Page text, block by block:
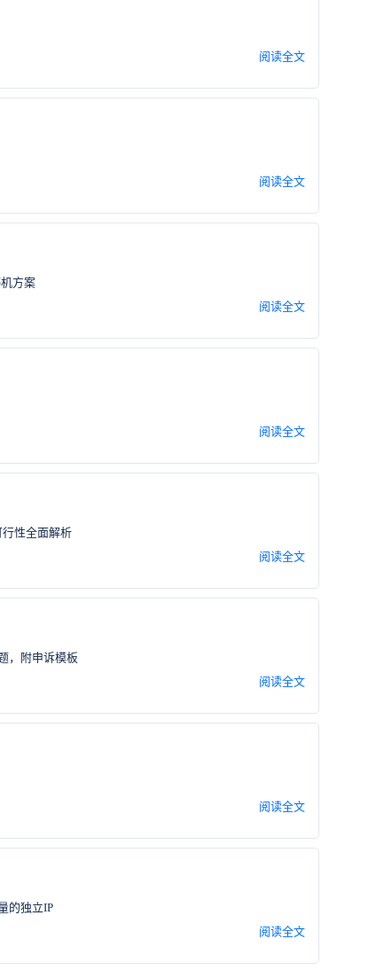
阅读全文
阅读全文
方案
阅读全文
阅读全文
性全面解析
阅读全文
，附申诉模板
阅读全文
阅读全文
的独立IP
阅读全文